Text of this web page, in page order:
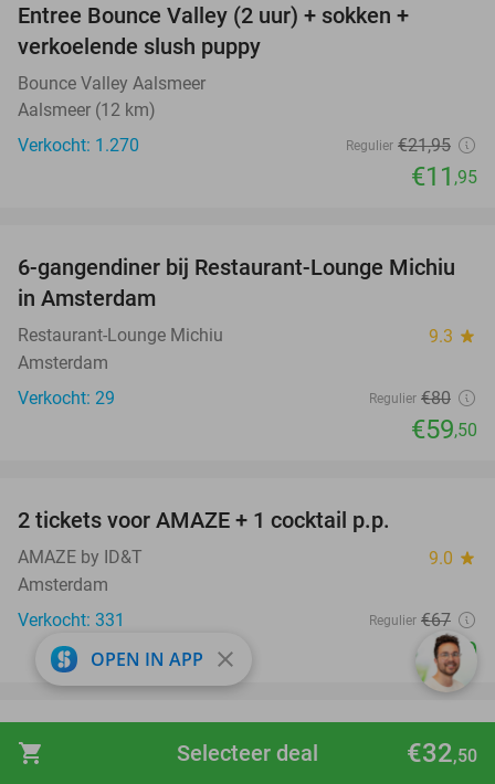
shopping_cart €32,50
Selecteer deal
Entree Bounce Valley (2 uur) + sokken +
verkoelende slush puppy
Bounce Valley Aalsmeer
Aalsmeer (12 km)
Verkocht: 1.270
Regulier €21,95
€11 ,95
26%
6-gangendiner bij Restaurant-Lounge Michiu
in Amsterdam
Restaurant-Lounge Michiu 9.3 star
Amsterdam
Verkocht: 29
Regulier €80
€59,50
2 tickets voor AMAZE + 1 cocktail p.p.
AMAZE by ID&T 9.0 star
Amsterdam
Verkocht: 331
Regulier €67
€40
43%
favorite_border
Luxe overnachting voor 2 + ontbijt bij
Residence Inn by Marriott Amsterdam
OPEN IN APP close